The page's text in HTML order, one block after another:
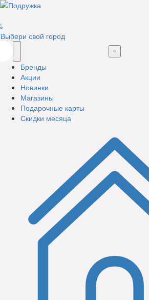
Выбери свой город
Бренды
Акции
Новинки
Магазины
Подарочные карты
Скидки месяца